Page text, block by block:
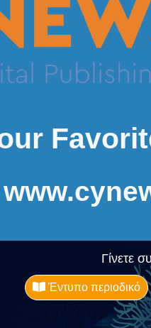
Γίνετε
Έντυπο περιοδικό